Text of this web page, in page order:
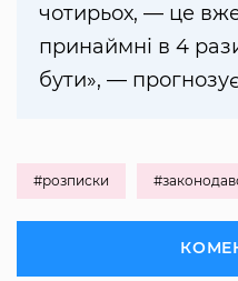
чотирьох, — це
принаймні в 4
бути», —
#розписки